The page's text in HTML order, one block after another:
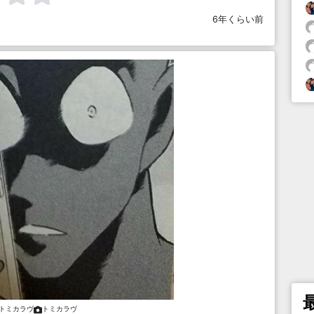
6年くらい前
ミカラヴ トミカラヴ